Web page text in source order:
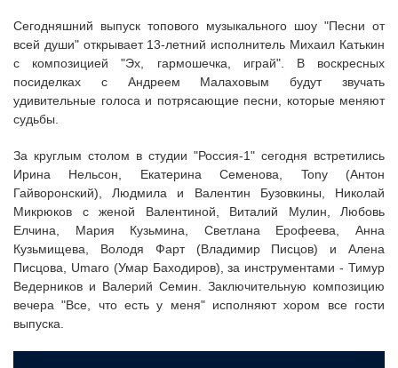
Сегодняшний выпуск топового музыкального шоу "Песни от
всей души" открывает 13-летний исполнитель Михаил Катькин
с композицией "Эх, гармошечка, играй". В воскресных
посиделках с Андреем Малаховым будут звучать
удивительные голоса и потрясающие песни, которые меняют
судьбы.
За круглым столом в студии "Россия-1" сегодня встретились
Ирина Нельсон, Екатерина Семенова, Tony (Антон
Гайворонский), Людмила и Валентин Бузовкины, Николай
Микрюков с женой Валентиной, Виталий Мулин, Любовь
Елчина, Мария Кузьмина, Светлана Ерофеева, Анна
Кузьмищева, Володя Фарт (Владимир Писцов) и Алена
Писцова, Umaro (Умар Баходиров), за инструментами - Тимур
Ведерников и Валерий Семин. Заключительную композицию
вечера "Все, что есть у меня" исполняют хором все гости
выпуска.